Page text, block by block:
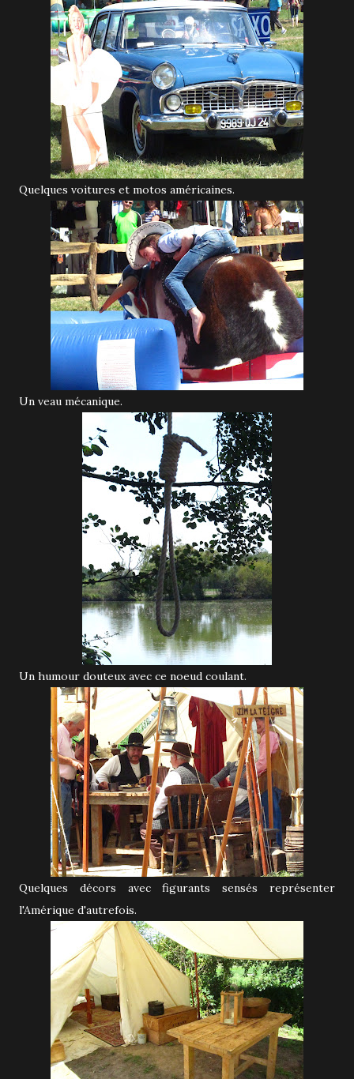
Quelques voitures et motos américaines.
Un veau mécanique.
Un humour douteux avec ce noeud coulant.
Quelques décors avec figurants sensés représenter
l'Amérique d'autrefois.